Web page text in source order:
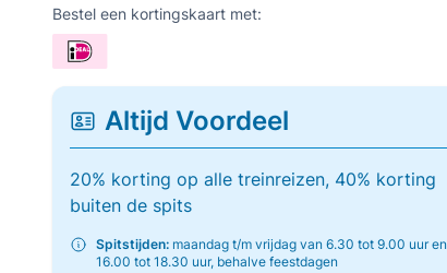
Bestel een kortingskaart met:
Altijd Voordeel
20% korting op alle treinreizen, 40% korting
buiten de spits
Spitstijden: maandag t/m vrijdag van 6.30 tot 9.00 uur
16.00 tot 18.30 uur, behalve feestdagen